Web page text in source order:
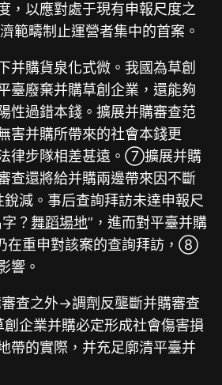
，以應對處于現有申報尺度之
範疇制止運營者集中的首案。
并購貨泉化式微。我國為草創
臺廢棄并購草創企業，還能夠
性過錯本錢。擴展并購審查范
害并購所帶來的社會本錢更
律步隊相差甚遠。⑦擴展并購
查還將給并購兩邊帶來因不斷
減。事后查詢拜訪未達申報尺
？ 舞蹈場地”，進而對平臺并購
在重申對該案的查詢拜訪，⑧
響。
查之外→調劑反壟斷并購審查
企業并購必定形成社會傷害損
帶的實際，并充足廓清平臺并